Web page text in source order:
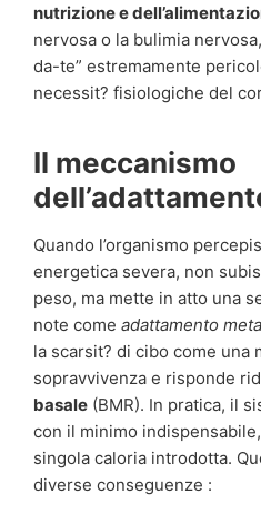
nutrizione e
nervosa o la bulimia
da-te” estremamente
necessit? fisiologiche del
Il meccanismo
Quando l’organismo
energetica severa, non
peso, ma mette in atto una
note come adattamento
la scarsit? di cibo come una
sopravvivenza e risponde
basale (BMR). In pratica, il
con il minimo
singola caloria introdotta.
diverse conseguenze :